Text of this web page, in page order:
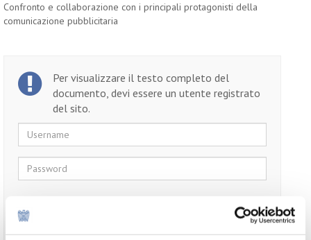
Confronto e collaborazione con i principali protagonisti della
comunicazione pubblicitaria
Per visualizzare il testo completo del
documento, devi essere un utente registrato
del sito.
Username
Password